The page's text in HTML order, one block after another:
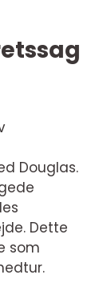
Douglas.
Dette
som